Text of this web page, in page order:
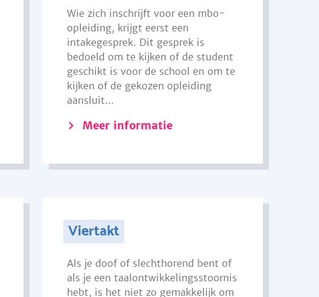
Wie zich inschrijft voor een mbo-
opleiding, krijgt eerst een
intakegesprek. Dit gesprek is
bedoeld om te kijken of de student
geschikt is voor de school en om te
kijken of de gekozen opleiding
aansluit...
Meer informatie
Viertakt
Als je doof of slechthorend bent of
als je een taalontwikkelingsstoornis
hebt, is het niet zo gemakkelijk om